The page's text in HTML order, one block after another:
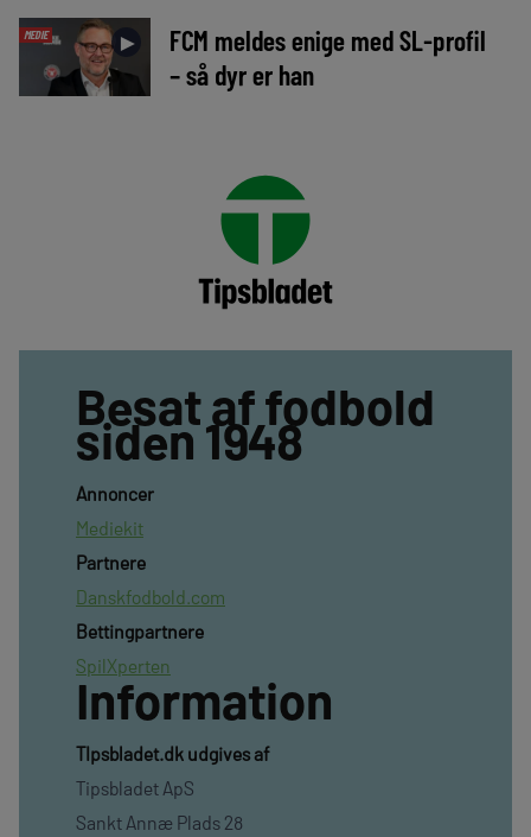
MEDIE ►
FCM meldes enige med SL-profil
– så dyr er han
Besat af fodbold
siden 1948
Annoncer
Mediekit
Partnere
Danskfodbold.com
Bettingpartnere
SpilXperten
Information
TIpsbladet.dk udgives af
Tipsbladet ApS
Sankt Annæ Plads 28